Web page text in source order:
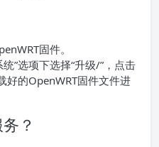
固件。
”选项下选择“升级/”，点击
好的OpenWRT固件文件进
？